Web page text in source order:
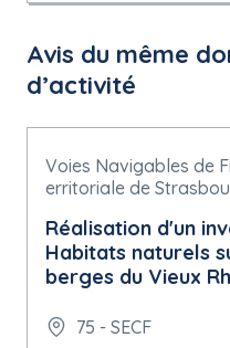
Avis du même
d’activité
Voies Navigables de
erritoriale de
Réalisation d'un
Habitats naturels
berges du Vieux
75 - SECF